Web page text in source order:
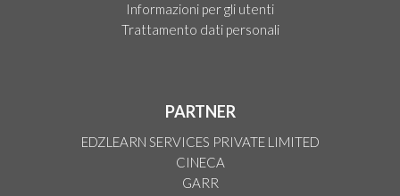
Informazioni per gli utenti
Trattamento dati personali
PARTNER
EDZLEARN SERVICES PRIVATE LIMITED
CINECA
GARR